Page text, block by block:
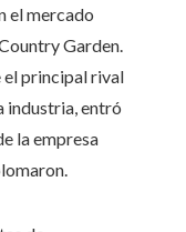
el mercado
Garden.
el principal rival
industria, entró
la empresa